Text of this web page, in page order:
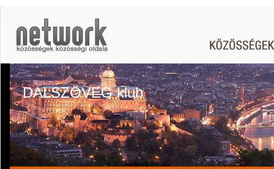
DALSZÖVEG klub